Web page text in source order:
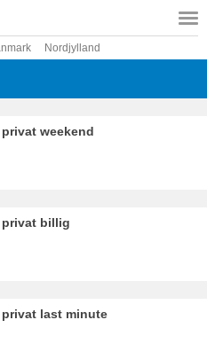
Nordjylland
weekend
billig
last minute